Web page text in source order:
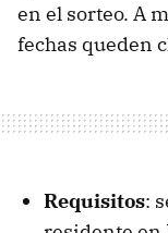
en el sorteo. A
fechas queden
Requisitos: